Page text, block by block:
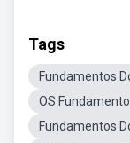
Tags
Fundamentos
OS
Fundamentos